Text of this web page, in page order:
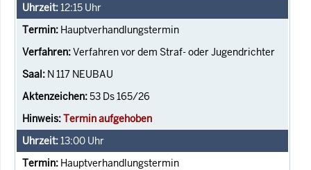
12:15 Uhr
Hauptverhandlungstermin
Verfahren vor dem Straf- oder Jugendrichter
N 117 NEUBAU
53 Ds 165/26
Termin aufgehoben
13:00 Uhr
Hauptverhandlungstermin